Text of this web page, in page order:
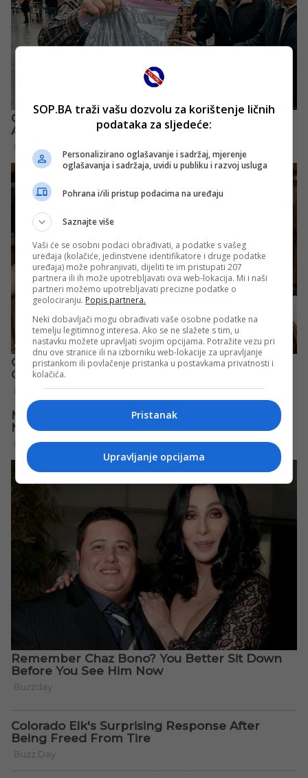
SOP.BA traži vašu dozvolu za korištenje ličnih
podataka za sljedeće:
Personalizirano oglašavanje i sadržaj, mjerenje
oglašavanja i sadržaja, uvidi u publiku i razvoj usluga
Pohrana i/ili pristup podacima na uređaju
Saznajte više
Vaši će se osobni podaci obrađivati, a podatke s vašeg
uređaja (kolačiće, jedinstvene identifikatore i druge podatke
uređaja) može pohranjivati, dijeliti te im pristupati 207
partnera ili ih može upotrebljavati ova web-lokacija. Mi i naši
partneri možemo upotrebljavati precizne podatke o
geolociranju. Popis partnera.
Neki dobavljači mogu obrađivati vaše osobne podatke na
temelju legitimnog interesa. Ako se ne slažete s tim, u
nastavku možete upravljati svojim opcijama. Potražite vezu pri
dnu ove stranice ili na izborniku web-lokacije za upravljanje
pristankom ili povlačenje pristanka u postavkama privatnosti i
kolačića.
Pristanak
Upravljanje opcijama